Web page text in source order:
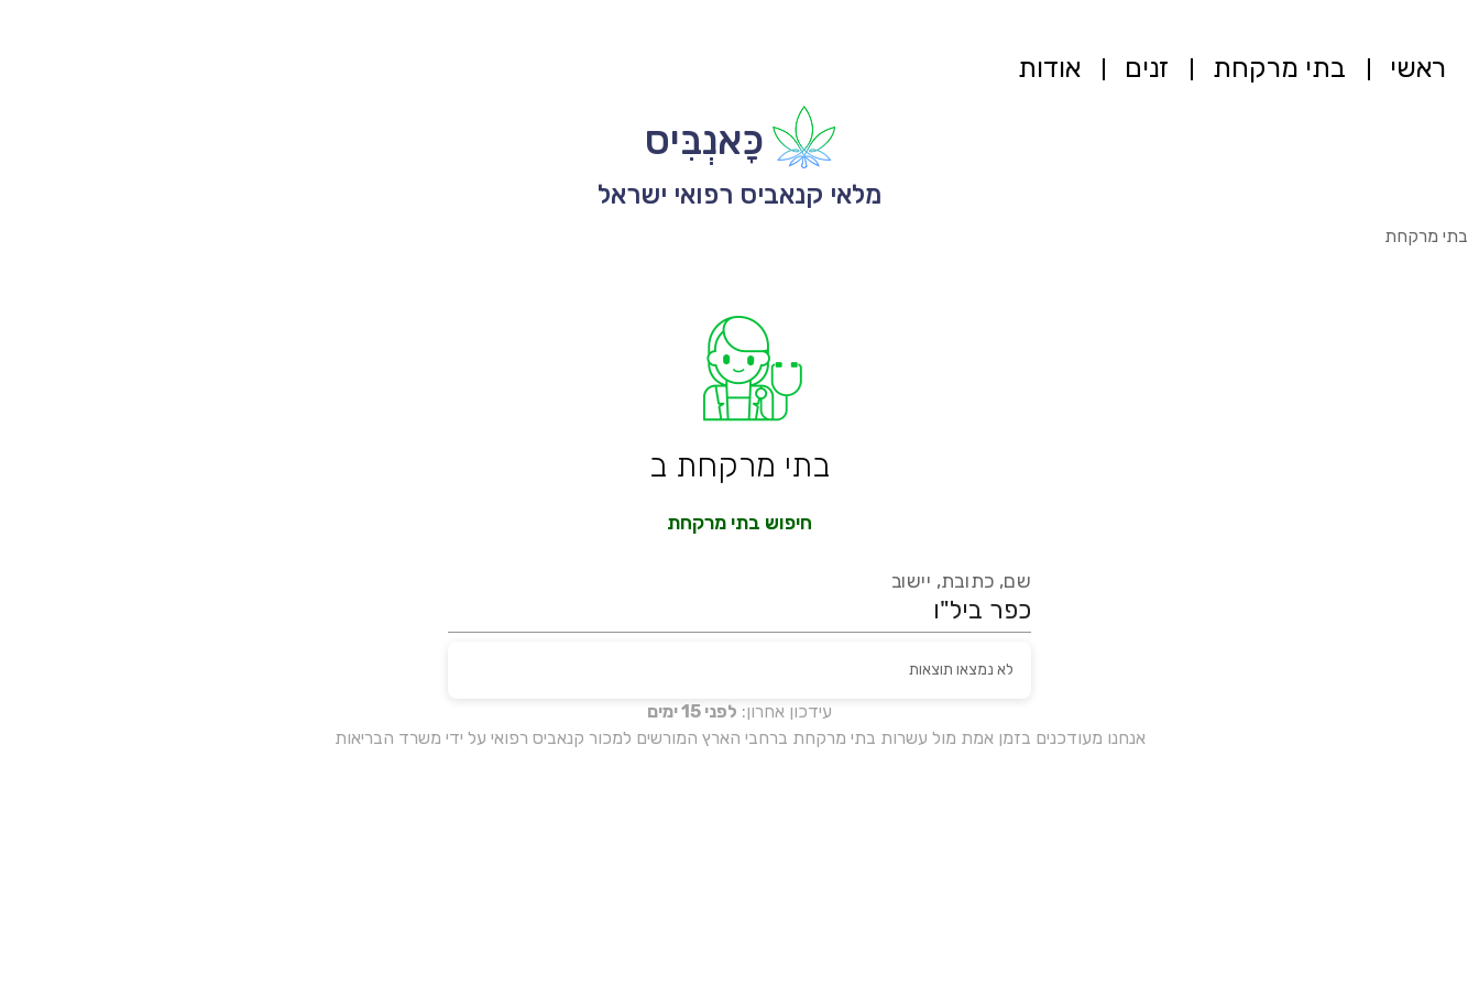
ראשי בתי מרקחת זנים אודות
כָּאנְבִּיס
מלאי קנאביס רפואי ישראל
בתי מרקחת
בתי מרקחת ב
חיפוש בתי מרקחת
שם, כתובת, יישוב
עידכון אחרון: לפני 15 ימים
אנחנו מעודכנים בזמן אמת מול עשרות בתי מרקחת ברחבי הארץ המורשים למכור קנאביס רפואי על ידי משרד הבריאות
לא נמצאו תוצאות